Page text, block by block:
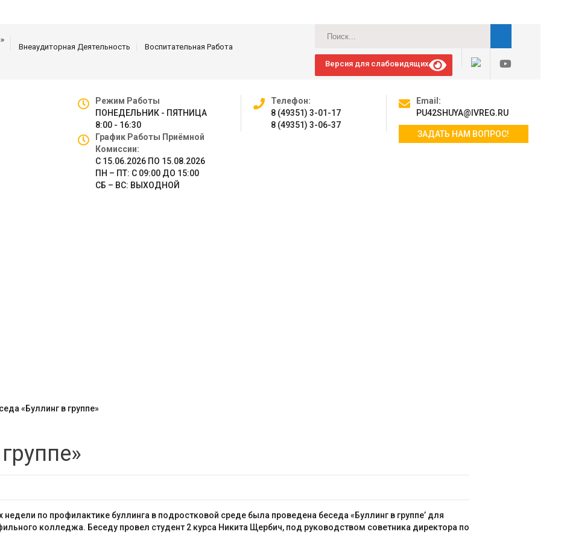
Внеаудиторная Деятельность
Воспитательная Работа
Версия для слабовидящих
Режим Работы
ПОНЕДЕЛЬНИК - ПЯТНИЦА
8:00 - 16:30
График Работы Приёмной
Комиссии:
С 15.06.2026 ПО 15.08.2026
ПН – ПТ: С 09:00 ДО 15:00
СБ – ВС: ВЫХОДНОЙ
Телефон:
8 (49351) 3-01-17
8 (49351) 3-06-37
Email:
PU42SHUYA@IVREG.RU
ЗАДАТЬ НАМ ВОПРОС!
«Буллинг в группе»
недели по профилактике буллинга в подростковой среде была проведена беседа «Буллинг в группе’ для
колледжа. Беседу провел студент 2 курса Никита Щербич, под руководством советника директора по